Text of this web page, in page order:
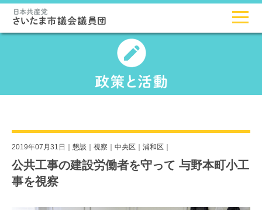
2019年07月31日｜ 懇談 視察 中央区 浦和区
公共工事の建設労働者を守って 与野本町小工
事を視察